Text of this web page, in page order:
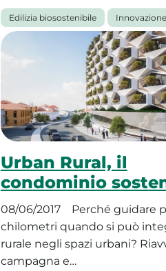
Edilizia biosostenibile
Urban Rural, il
condominio
08/06/2017
Perché guidare
chilometri quando si può
rurale negli spazi urbani?
campagna e…